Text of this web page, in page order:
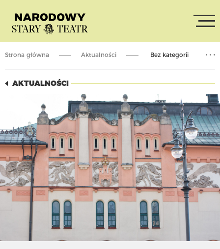
Strona główna Bez kategorii
Aktualności
AKTUALNOŚCI